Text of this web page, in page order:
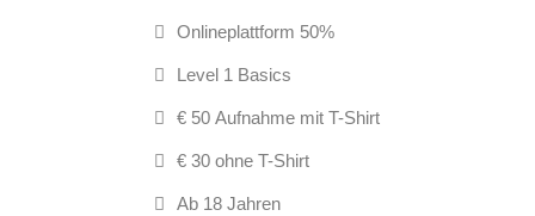
Onlineplattform 50%
Level 1 Basics
€ 50 Aufnahme mit T-Shirt
€ 30 ohne T-Shirt
Ab 18 Jahren